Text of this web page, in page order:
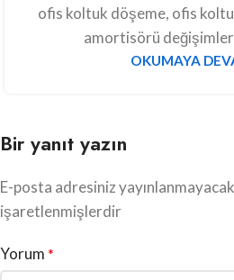
ofis koltuk döşeme, ofis
amortisörü
OKUMAYA
Bir yanıt yazın
E-posta adresiniz
işaretlenmişlerdir
Yorum *